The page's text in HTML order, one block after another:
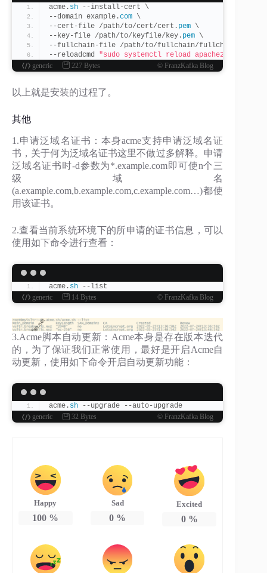
acme. sh --install-cert \
--domain example.com \
--cert-file /path/to/cert/cert. pem \
--key-file /path/to/keyfile/key. pem \
--fullchain-file /path/to/fullchain/fullchain.
--reloadcmd "sudo systemctl reload apache2.service"
generic
227 Bytes © FranzKafka Blog
以上就是安装的过程了。
其他
1.申请泛域名证书：本身acme支持申请泛域名证
书，关于何为泛域名证书这里不做过多解释。申请
泛域名证书时-d参数为*.example.com即可使n个三
级域名
(a.example.com,b.example.com,c.example.com…)都使
用该证书。
2.查看当前系统环境下的所申请的证书信息，可以
使用如下命令进行查看：
acme. sh --list
generic
14 Bytes © FranzKafka Blog
3.Acme脚本自动更新：Acme本身是存在版本迭代
的，为了保证我们正常使用，最好是开启Acme自
动更新，使用如下命令开启自动更新功能：
acme. sh --upgrade --auto-upgrade
generic
32 Bytes © FranzKafka Blog
Happy
100 %
Sad
0 %
Excited
0%